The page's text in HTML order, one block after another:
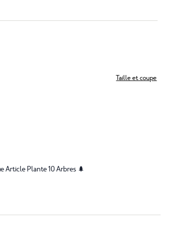
Taille et coupe
Article Plante 10 Arbres 🌲